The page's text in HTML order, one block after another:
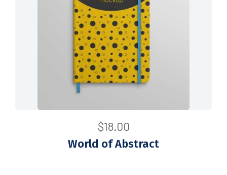
$18.00
World of Abstract